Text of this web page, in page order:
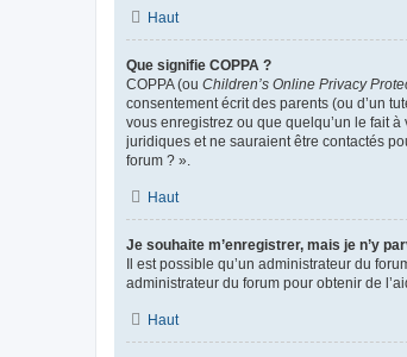
Haut
Que signifie COPPA ?
COPPA (ou Children’s Online Privacy
consentement écrit des parents (ou d’un
vous enregistrez ou que quelqu’un le fait
juridiques et ne sauraient être contactés
forum ? ».
Haut
Je souhaite m’enregistrer, mais je n’y
Il est possible qu’un administrateur du
administrateur du forum pour obtenir de
Haut